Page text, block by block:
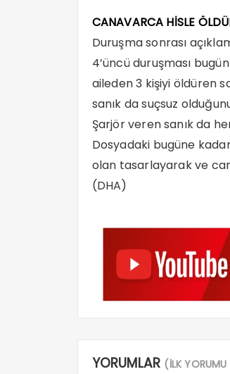
CANAVARCA HİSLE
Duruşma sonrası
4’üncü duruşması
aileden 3 kişiyi öldüren
sanık da suçsuz
Şarjör veren sanık da
Dosyadaki bugüne
olan tasarlayarak ve
(DHA)
YORUMLAR (İLK